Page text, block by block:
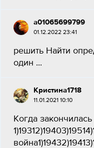
a01065699799
01.12.2022 23:41
решить Найти
один ​...
Кристина1718
11.01.2021 10:10
Когда